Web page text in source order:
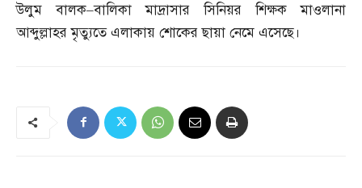
উলুম বালক–বালিকা মাদ্রাসার সিনিয়র শিক্ষক মাওলানা
আব্দুল্লাহর মৃত্যুতে এলাকায় শোকের ছায়া নেমে এসেছে।